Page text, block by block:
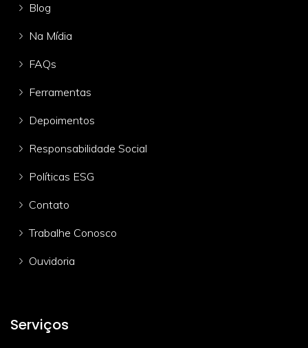
Blog
Na Mídia
FAQs
Ferramentas
Depoimentos
Responsabilidade Social
Políticas ESG
Contato
Trabalhe Conosco
Ouvidoria
Serviços